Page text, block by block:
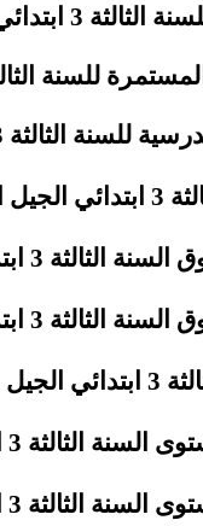
3 ابتدائي الجيل
الثالثة 3 ابتدائي الجيل
3 ابتدائي الجيل الثاني
جويلية
الجيل الثاني (
الجيل الثاني (
3 ابتدائي جميع المواد
3 ابتدائي اللغة الفرنسية